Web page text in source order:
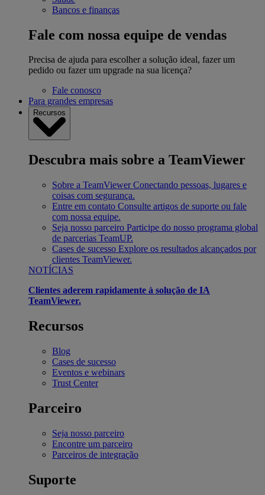
Bancos e finanças
Fale com nossa equipe de vendas
Precisa de ajuda para escolher a solução ideal, fazer um
pedido ou fazer um upgrade na sua licença?
Fale conosco
Para grandes empresas
Recursos
Descubra mais sobre a TeamViewer
Sobre a TeamViewer Conectando pessoas, lugares e
coisas com segurança.
Entre em contato Consulte artigos de suporte ou fale
com nossa equipe.
Seja nosso parceiro Participe do nosso programa global
de parcerias TeamUP.
Cases de sucesso Explore os resultados alcançados por
clientes TeamViewer.
NOTÍCIAS
Clientes aderem rapidamente à solução de IA
TeamViewer.
Recursos
Blog
Cases de sucesso
Eventos e webinars
Trust Center
Parceiro
Seja nosso parceiro
Encontre um parceiro
Parceiros de integração
Suporte